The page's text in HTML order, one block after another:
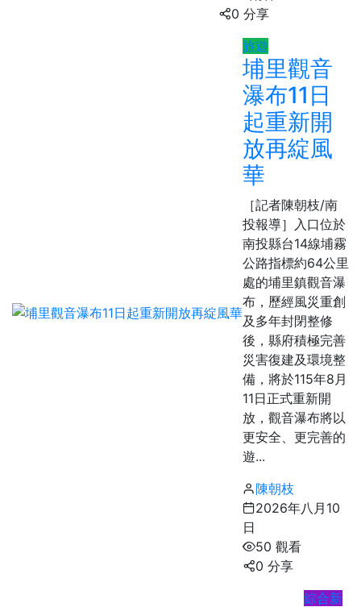
0 分享
旅遊
埔里觀音
瀑布11日
起重新開
放再綻風
華
［記者陳朝枝/南
投報導］入口位於
南投縣台14線埔霧
公路指標約64公里
處的埔里鎮觀音瀑
布，歷經風災重創
及多年封閉整修
後，縣府積極完善
災害復建及環境整
備，將於115年8月
11日正式重新開
放，觀音瀑布將以
更安全、更完善的
遊...
陳朝枝
2026年八月10
日
50 觀看
0 分享
綜合新